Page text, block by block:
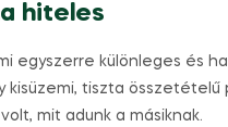
hiteles
egyszerre különleges és
kisüzemi, tiszta
mit adunk a másiknak.